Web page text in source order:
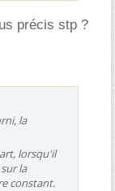
précis stp ?
la
lorsqu'il
la
constant.